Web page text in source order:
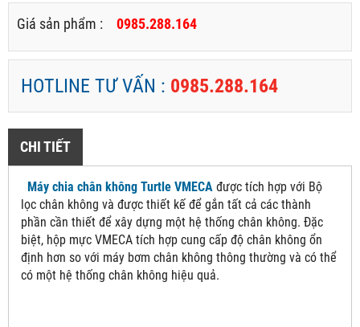
Giá sản phẩm : 0985.288.164
HOTLINE TƯ VẤN : 0985.288.164
CHI TIẾT
Máy chia chân không Turtle VMECA được tích hợp với Bộ
lọc chân không và được thiết kế để gắn tất cả các thành
phần cần thiết để xây dựng một hệ thống chân không. Đặc
biệt, hộp mực VMECA tích hợp cung cấp độ chân không ổn
định hơn so với máy bơm chân không thông thường và có thể
có một hệ thống chân không hiệu quả.